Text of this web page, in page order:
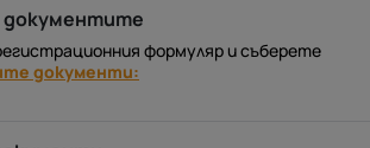
формуляр и съберете
документи: